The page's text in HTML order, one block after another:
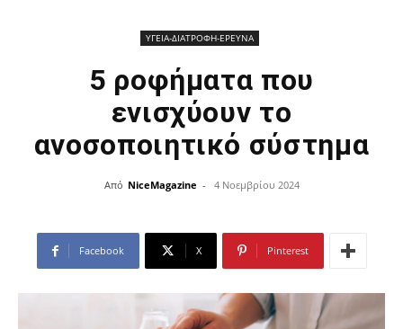
ΥΓΕΙΑ-ΔΙΑΤΡΟΦΗ-ΕΡΕΥΝΑ
5 ροφήματα που
ενισχύουν το
ανοσοποιητικό σύστημα
Από NiceMagazine - 4 Νοεμβρίου 2024
Facebook X Pinterest